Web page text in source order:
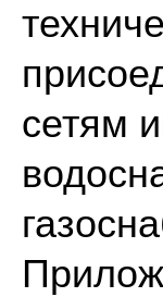
сетям